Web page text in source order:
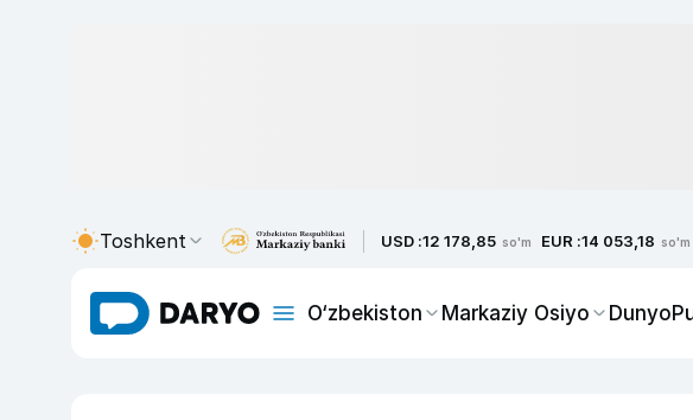
Toshkent USD :12 178,85 so'm EUR :14 053,18 so'm
O‘zbekiston Markaziy Osiyo Dunyo